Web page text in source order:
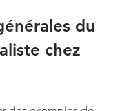
du
chez